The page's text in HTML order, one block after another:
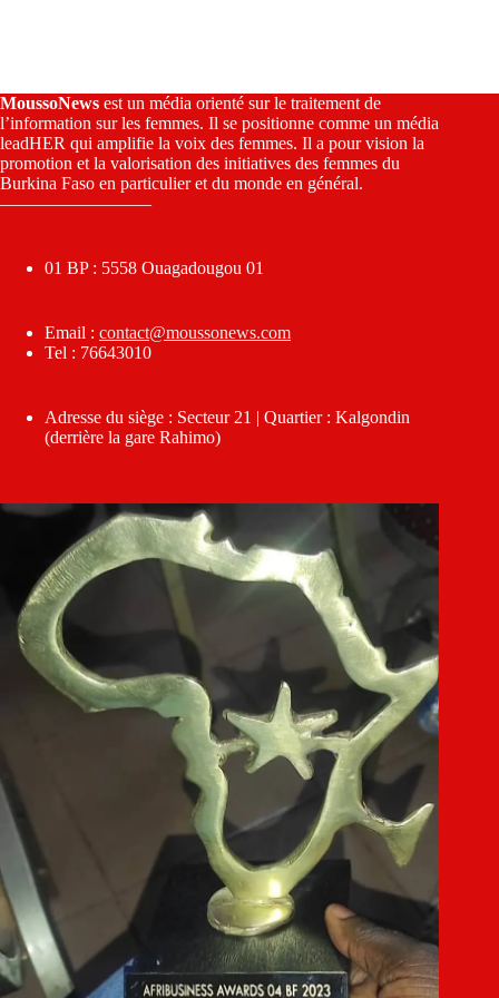
MoussoNews est un média orienté sur le traitement de
l’information sur les femmes. Il se positionne comme un média
leadHER qui amplifie la voix des femmes. Il a pour vision la
promotion et la valorisation des initiatives des femmes du
Burkina Faso en particulier et du monde en général.
————————–
01 BP : 5558 Ouagadougou 01
Email : contact@moussonews.com
Tel : 76643010
Adresse du siège : Secteur 21 | Quartier : Kalgondin
(derrière la gare Rahimo)